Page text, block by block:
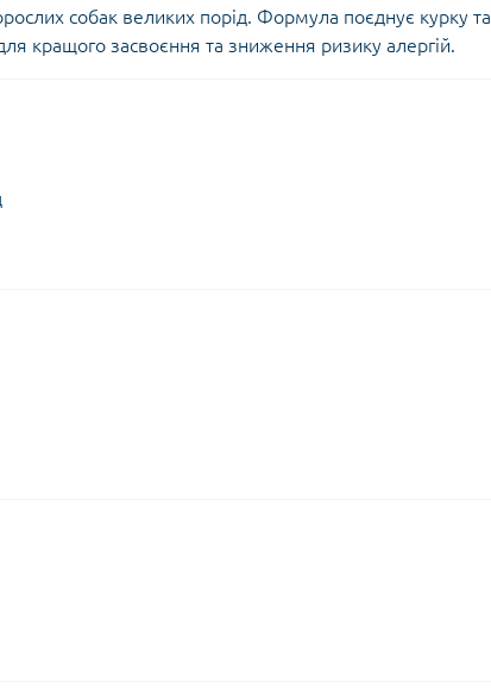
собак великих порід. Формула поєднує курку та
кращого засвоєння та зниження ризику алергій.